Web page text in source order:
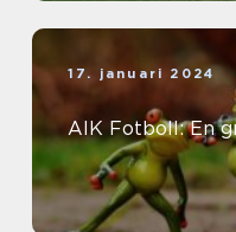
17. januari 2024
AIK Fotboll: En